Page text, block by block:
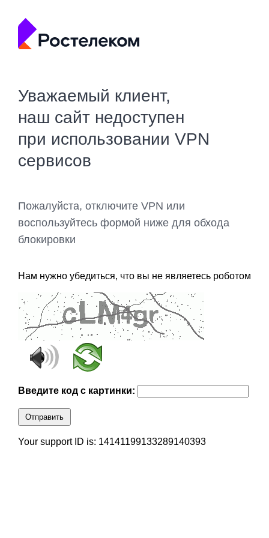
Уважаемый клиент,
наш сайт недоступен
при использовании VPN
сервисов
Пожалуйста, отключите VPN или
воспользуйтесь формой ниже для обхода
блокировки
Нам нужно убедиться, что вы не являетесь роботом
Введите код с картинки:
Отправить
Your support ID is: 14141199133289140393